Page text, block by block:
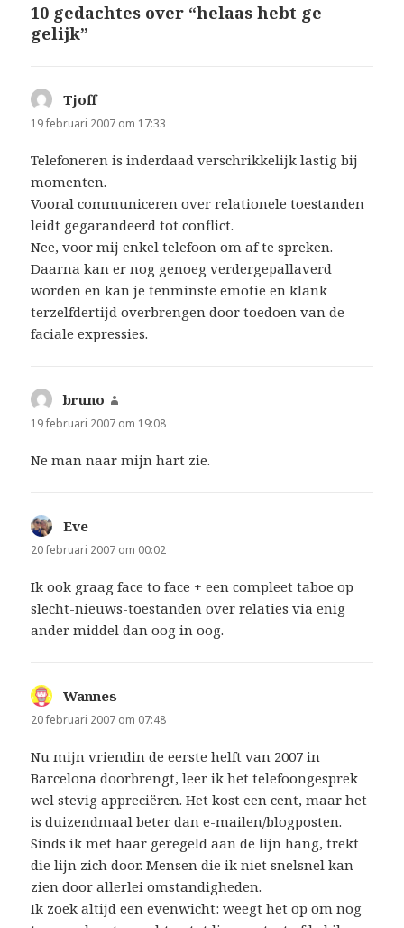
10 gedachtes over “helaas hebt ge
gelijk”
Tjoffschreef:
19 februari 2007 om 17:33
Telefoneren is inderdaad verschrikkelijk lastig bij
momenten.
Vooral communiceren over relationele toestanden
leidt gegarandeerd tot conflict.
Nee, voor mij enkel telefoon om af te spreken.
Daarna kan er nog genoeg verdergepallaverd
worden en kan je tenminste emotie en klank
terzelfdertijd overbrengen door toedoen van de
faciale expressies.
bruno
19 februari 2007 om 19:08
Ne man naar mijn hart zie.
Eve
20 februari 2007 om 00:02
Ik ook graag face to face + een compleet taboe op
slecht-nieuws-toestanden over relaties via enig
ander middel dan oog in oog.
Wannes
20 februari 2007 om 07:48
Nu mijn vriendin de eerste helft van 2007 in
Barcelona doorbrengt, leer ik het telefoongesprek
wel stevig appreciëren. Het kost een cent, maar het
is duizendmaal beter dan e-mailen/blogposten.
Sinds ik met haar geregeld aan de lijn hang, trekt
die lijn zich door. Mensen die ik niet snelsnel kan
zien door allerlei omstandigheden.
Ik zoek altijd een evenwicht: weegt het op om nog